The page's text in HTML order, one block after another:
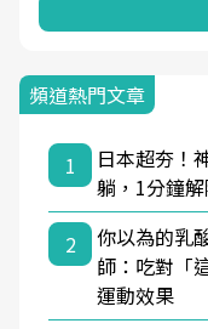
頻道熱門文章
1
日本超夯！
躺，1分鐘
2
你以為的乳
師：吃對「
運動效果